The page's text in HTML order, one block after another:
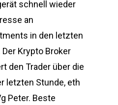
schnell wieder
an
in den letzten
Krypto Broker
den Trader über die
letzten Stunde, eth
Peter. Beste